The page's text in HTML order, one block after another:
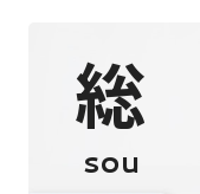
総
sou